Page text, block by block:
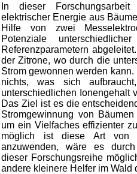
In dieser
elektrischer Energie aus
Hilfe von zwei
Potenziale
Referenzparametern
der Zitrone, wo durch die
Strom gewonnen werden
nichts, was sich
unterschiedlichen Ionengehalt
Das Ziel ist es die
Stromgewinnung von
um ein Vielfaches effizienter
möglich ist diese Art von
anzuwenden, wäre es
dieser Forschungsreihe
andere kleinere Helfer im Wald